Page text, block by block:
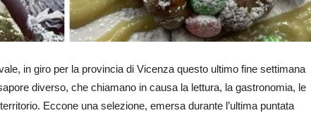
in giro per la provincia di Vicenza questo ultimo fine settimana
diverso, che chiamano in causa la lettura, la gastronomia, le
Eccone una selezione, emersa durante l’ultima puntata